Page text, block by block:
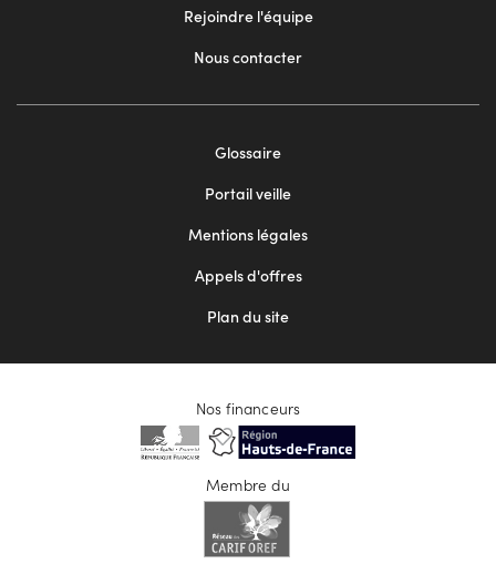
Rejoindre l'équipe
Nous contacter
Glossaire
Portail veille
Mentions légales
Appels d'offres
Plan du site
Nos financeurs
Membre du